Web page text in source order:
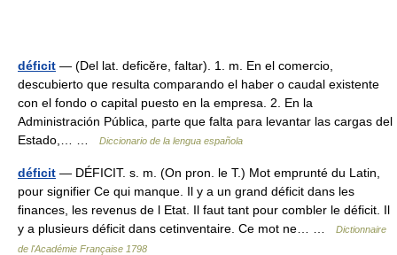
déficit — (Del lat. deficĕre, faltar). 1. m. En el comercio,
descubierto que resulta comparando el haber o caudal existente
con el fondo o capital puesto en la empresa. 2. En la
Administración Pública, parte que falta para levantar las cargas del
Estado,… …
Diccionario de la lengua española
déficit — DÉFICIT. s. m. (On pron. le T.) Mot emprunté du Latin,
pour signifier Ce qui manque. Il y a un grand déficit dans les
finances, les revenus de l Etat. Il faut tant pour combler le déficit. Il
y a plusieurs déficit dans cetinventaire. Ce mot ne… …
Dictionnaire
de l'Académie Française 1798